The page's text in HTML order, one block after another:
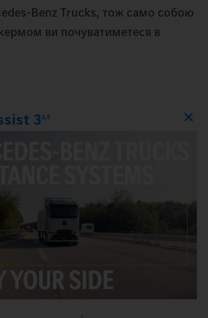
Trucks, тож само собою
ви почуватиметеся в
3 2,5